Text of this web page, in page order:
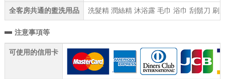
全客房共通的盥洗用品 洗髮精 潤絲精 沐浴露 毛巾 浴巾 刮鬍刀 刷
注意事項等
可使用的信用卡